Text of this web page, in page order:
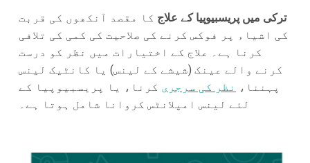
ترکی میں پریسبیوپیا کے علاج کا مقصد آنکھوں کی قربت
کی اشیاء پر فوکس کرنے کی صلاحیت کی کمی کی تلافی
کرنا ہے۔ علاج کے اختیارات میں نظر کو درست
کرنے والے عینک (شیشے کے لینس) یا کانٹیک لینس
پہننا،
نظر کی سرجری کرنا، یا پریسبیوپیا کے
لئے لینس امپلانٹس کروانا شامل ہوتا ہے۔